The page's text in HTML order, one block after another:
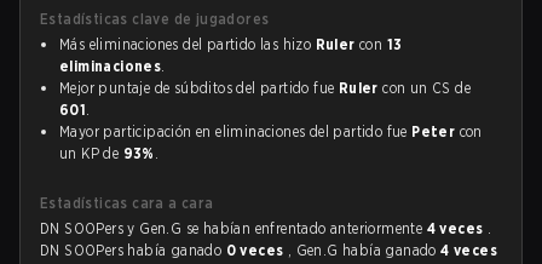
Estadísticas clave de jugadores
Más eliminaciones del partido las hizo Ruler con 13
eliminaciones.
Mejor puntaje de súbditos del partido fue Ruler con un CS de
601.
Mayor participación en eliminaciones del partido fue Peter con
un KP de 93% .
Estadísticas cara a cara
DN SOOPers y Gen.G se habían enfrentado anteriormente 4 veces .
DN SOOPers había ganado 0 veces , Gen.G había ganado4 veces